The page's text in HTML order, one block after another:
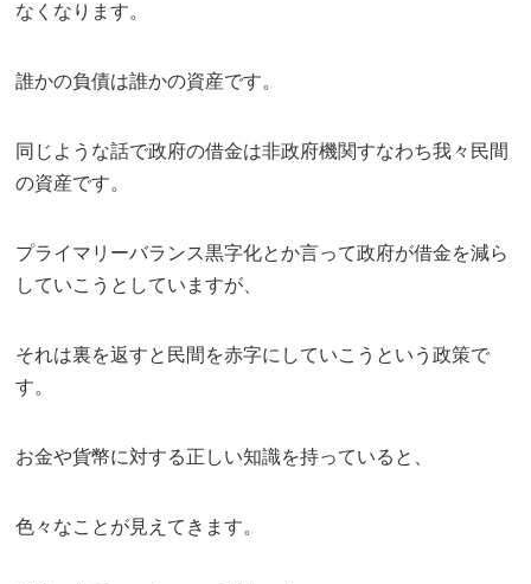
なくなります。
誰かの負債は誰かの資産です。
同じような話で政府の借金は非政府機関すなわち我々民間
の資産です。
プライマリーバランス黒字化とか言って政府が借金を減ら
していこうとしていますが、
それは裏を返すと民間を赤字にしていこうという政策で
す。
お金や貨幣に対する正しい知識を持っていると、
色々なことが見えてきます。